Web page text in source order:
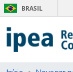
BRASIL